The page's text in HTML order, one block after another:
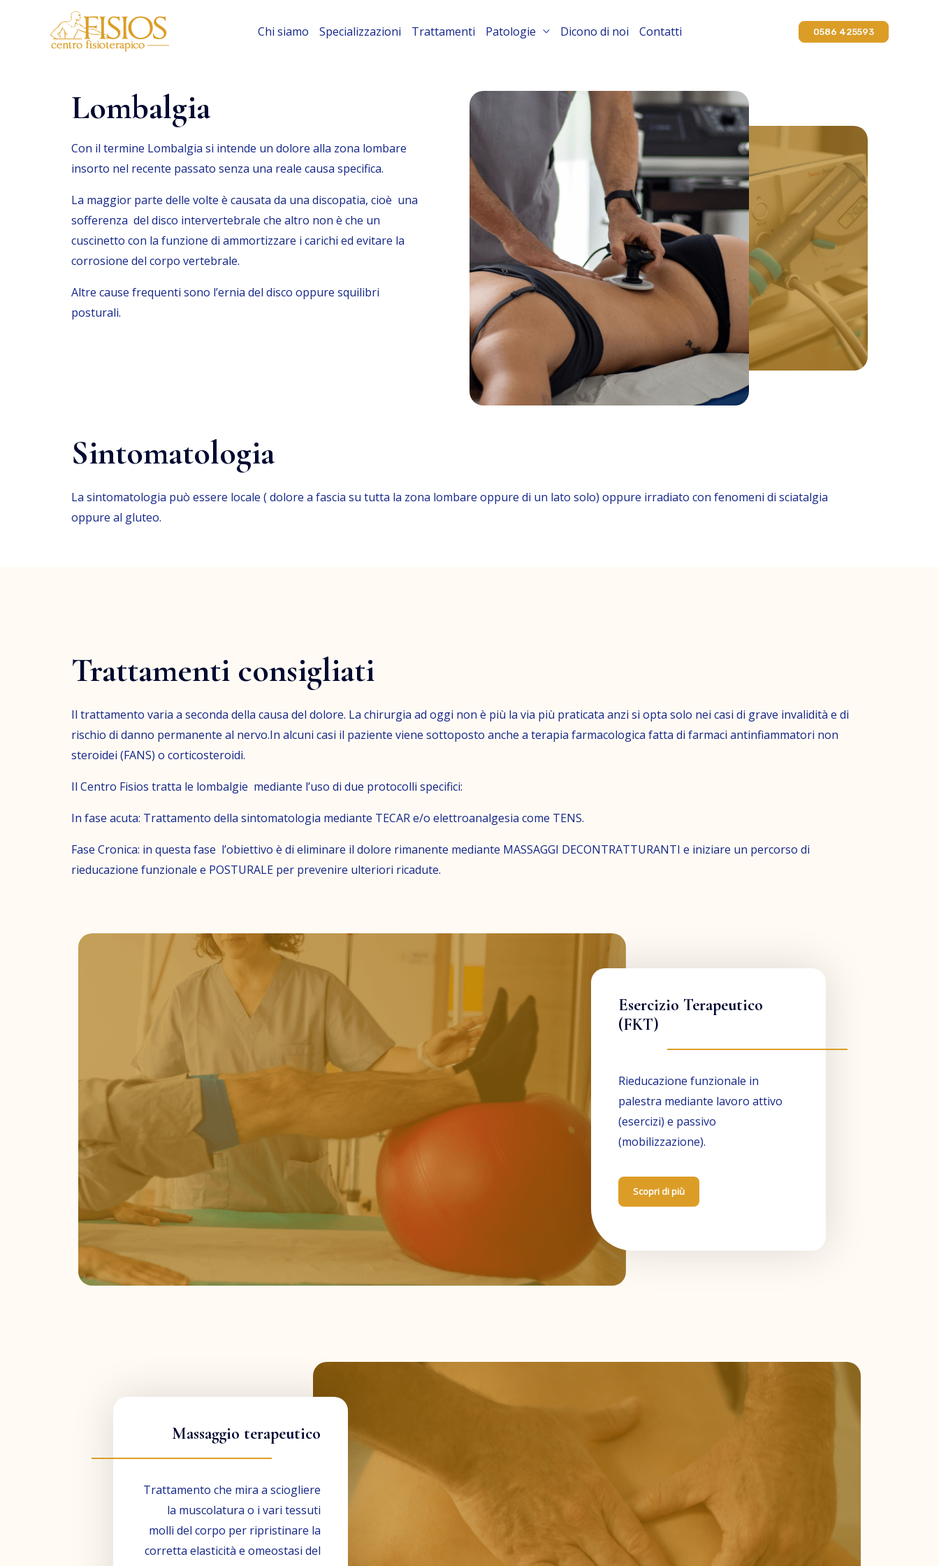
contenuto
Chi siamo Specializzazioni Trattamenti Patologie Dicono di noi Contatti 0586 425593
Lombalgia
Con il termine Lombalgia si intende un dolore alla zona lombare
insorto nel recente passato senza una reale causa specifica.
La maggior parte delle volte è causata da una discopatia, cioè una
sofferenza del disco intervertebrale che altro non è che un
cuscinetto con la funzione di ammortizzare i carichi ed evitare la
corrosione del corpo vertebrale.
Altre cause frequenti sono l’ernia del disco oppure squilibri
posturali.
Sintomatologia
La sintomatologia può essere locale ( dolore a fascia su tutta la zona lombare oppure di un lato solo) oppure irradiato con fenomeni di sciatalgia
oppure al gluteo.
Trattamenti consigliati
Il trattamento varia a seconda della causa del dolore. La chirurgia ad oggi non è più la via più praticata anzi si opta solo nei casi di grave invalidità e di
rischio di danno permanente al nervo.In alcuni casi il paziente viene sottoposto anche a terapia farmacologica fatta di farmaci antinfiammatori non
steroidei (FANS) o corticosteroidi.
Il Centro Fisios tratta le lombalgie mediante l’uso di due protocolli specifici:
In fase acuta: Trattamento della sintomatologia mediante TECAR e/o elettroanalgesia come TENS.
Fase Cronica: in questa fase l’obiettivo è di eliminare il dolore rimanente mediante MASSAGGI DECONTRATTURANTI e iniziare un percorso di
rieducazione funzionale e POSTURALE per prevenire ulteriori ricadute.
Esercizio Terapeutico
(FKT)
Rieducazione funzionale in
palestra mediante lavoro attivo
(esercizi) e passivo
(mobilizzazione).
Scopri di più
Massaggio terapeutico
Trattamento che mira a sciogliere
la muscolatura o i vari tessuti
molli del corpo per ripristinare la
corretta elasticità e omeostasi del